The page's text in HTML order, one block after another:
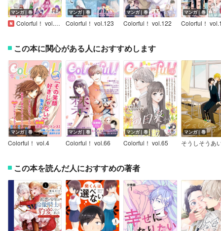
マンガ｜巻
Colorful！ vol.124
マンガ｜巻
Colorful！ vol.123
マンガ｜巻
Colorful！ vol.122
マンガ｜巻
Colorful！
この本に関心がある人におすすめします
マンガ｜巻
Colorful！ vol.4
マンガ｜巻
Colorful！ vol.66
マンガ｜巻
Colorful！ vol.65
マンガ｜巻
そうしそうあ
この本を読んだ人におすすめの著者